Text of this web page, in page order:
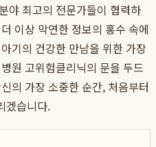
야 최고의 전문가들이 협력하
이상 막연한 정보의 홍수 속에
기의 건강한 만남을 위한 가장
원 고위험클리닉의 문을 두드
의 가장 소중한 순간, 처음부터
겠습니다.